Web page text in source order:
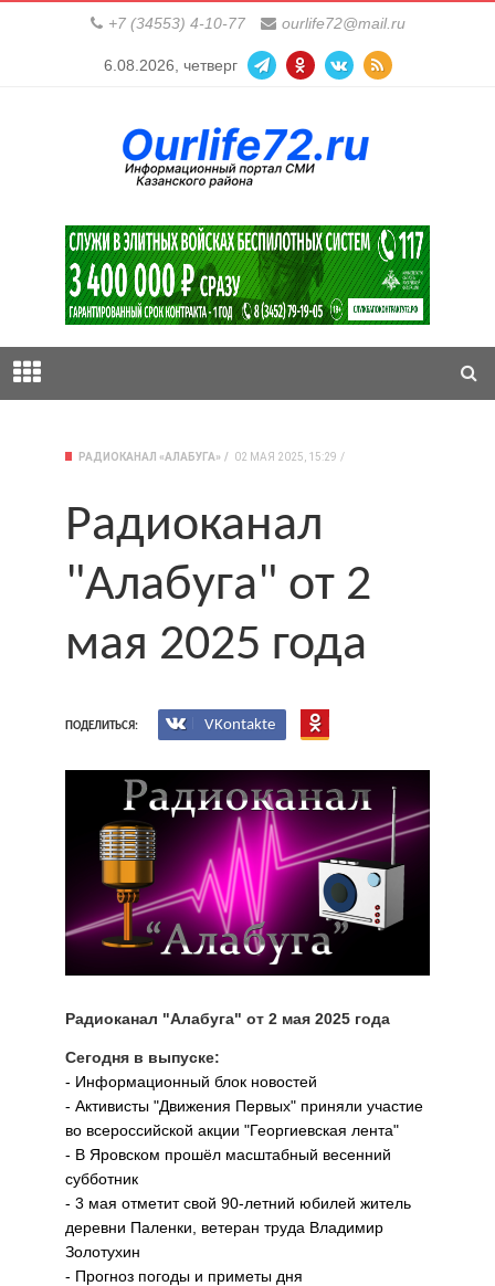
+7 (34553) 4-10-77 ourlife72@mail.ru
6.08.2026, четверг
РАДИОКАНАЛ «АЛАБУГА» 02 МАЯ 2025, 15:29
Радиоканал
"Алабуга" от 2
мая 2025 года
ПОДЕЛИТЬСЯ: VKontakte
Радиоканал "Алабуга" от 2 мая 2025 года
Сегодня в выпуске:
- Информационный блок новостей
- Активисты "Движения Первых" приняли участие
во всероссийской акции "Георгиевская лента"
- В Яровском прошёл масштабный весенний
субботник
- 3 мая отметит свой 90-летний юбилей житель
деревни Паленки, ветеран труда Владимир
Золотухин
- Прогноз погоды и приметы дня